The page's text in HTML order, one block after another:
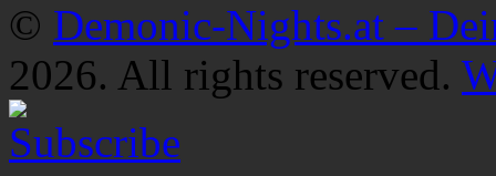
© Demonic-Nights.at –
2026. All rights reserved.